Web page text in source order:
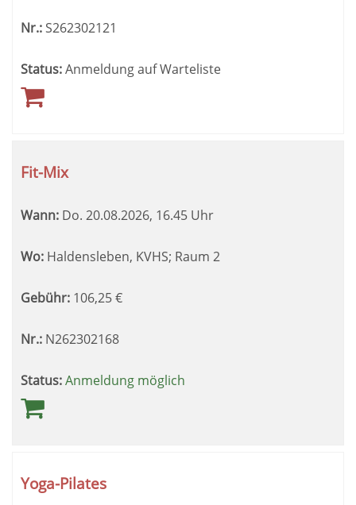
Nr.:S262302121
Status:Anmeldung auf Warteliste
Fit-Mix
Wann: Do. 20.08.2026, 16.45 Uhr
Wo: Haldensleben, KVHS; Raum 2
Gebühr: 106,25€
Nr.: N262302168
Status:Anmeldung möglich
Yoga-Pilates